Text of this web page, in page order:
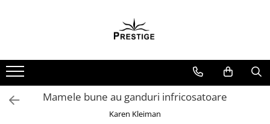
Noutati
Promotii
Pachete Speciale Carti
Mamele bune au ganduri infricosatoare
Karen Kleiman